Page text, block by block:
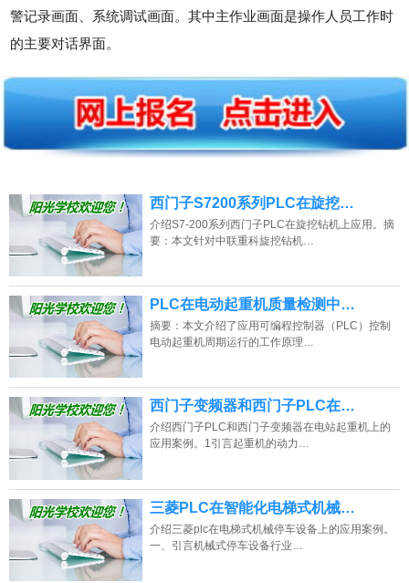
警记录画面、系统调试画面。其中主作业画面是操作人员工作时
的主要对话界面。
西门子S7200系列PLC在旋挖…
介绍S7-200系列西门子PLC在旋挖钻机上应用。摘
要：本文针对中联重科旋挖钻机…
PLC在电动起重机质量检测中…
摘要：本文介绍了应用可编程控制器（PLC）控制
电动起重机周期运行的工作原理…
西门子变频器和西门子PLC在…
介绍西门子PLC和西门子变频器在电站起重机上的
应用案例。1引言起重机的动力…
三菱PLC在智能化电梯式机械…
介绍三菱plc在电梯式机械停车设备上的应用案例。
一、引言机械式停车设备行业…